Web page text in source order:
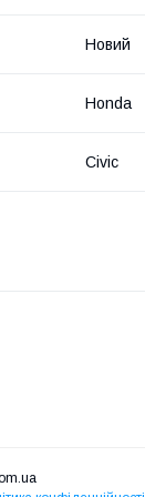
Новий
Honda
Civic